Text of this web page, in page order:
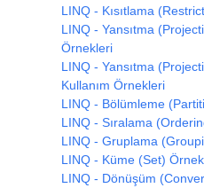
LINQ - Kısıtlama
LINQ - Yansıtma
Örnekleri
LINQ - Yansıtma
Kullanım Örnekleri
LINQ - Bölümleme
LINQ - Sıralama
LINQ - Gruplama
LINQ - Küme (Set)
LINQ - Dönüşüm